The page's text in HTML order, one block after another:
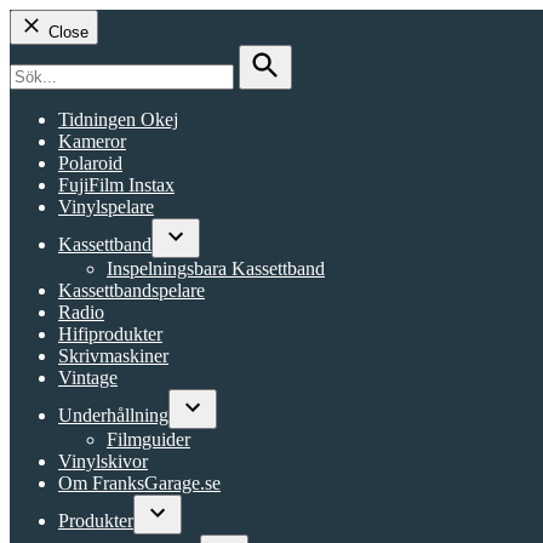
Close
for:
Search
Tidningen Okej
Kameror
Polaroid
FujiFilm Instax
Vinylspelare
Kassettband
Open
dropdown
menu
Inspelningsbara Kassettband
Kassettbandspelare
Radio
Hifiprodukter
Skrivmaskiner
Vintage
Underhållning
Open
Filmguider
Vinylskivor
Om FranksGarage.se
Produkter
Open